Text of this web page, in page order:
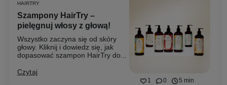
1 0 5 min
HAIRTRY
Szampony HairTry –
pielęgnuj włosy z głową!
Wszystko zaczyna się od skóry
głowy. Kliknij i dowiedz się, jak
dopasować szampon HairTry do...
Czytaj